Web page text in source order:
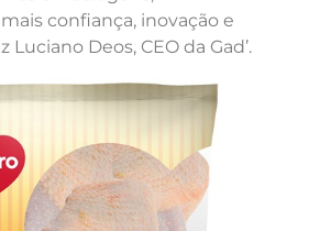
confiança, inovação e
Luciano Deos, CEO da Gad’.